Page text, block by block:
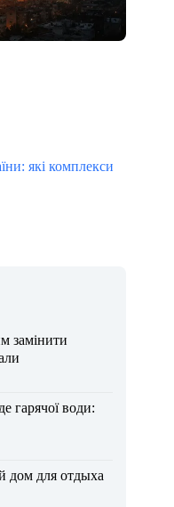
які комплекси
замінити
гарячої води:
дом для отдыха